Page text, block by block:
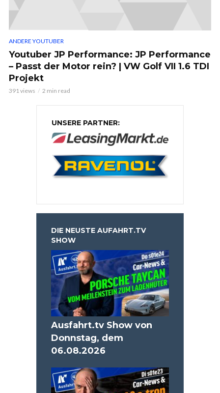
ANDERE YOUTUBER
Youtuber JP Performance: JP Performance
– Passt der Motor rein? | VW Golf VII 1.6 TDI
Projekt
391 views 2 min read
UNSERE PARTNER:
DIE NEUSTE AUFAHRT.TV
SHOW
Ausfahrt.tv Show von
Donnstag, dem
06.08.2026